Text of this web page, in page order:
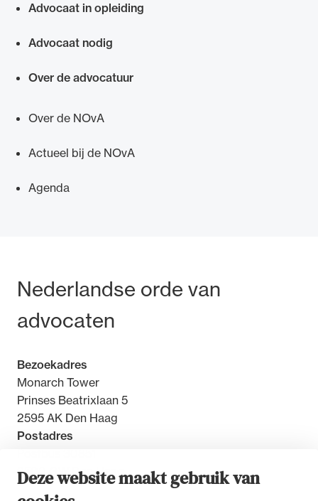
Deze website maakt gebruik van
Advocaat in opleiding
Advocaat nodig
Over de advocatuur
Over de NOvA
Actueel bij de NOvA
Agenda
Bezoek- en postadres
Nederlandse orde van
advocaten
Bezoekadres
Monarch Tower
Prinses Beatrixlaan 5
2595 AK Den Haag
Postadres
2500 GW Den Haag
Van de Advocatenwet tot de Verordening op
beroepsuitoefening: van de advocatenpas tot
geheimhoudernummers.